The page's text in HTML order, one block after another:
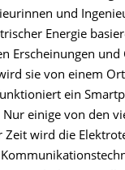
und
Energie
Erscheinungen und
sie von einem
ein
einige von den
Zeit wird die